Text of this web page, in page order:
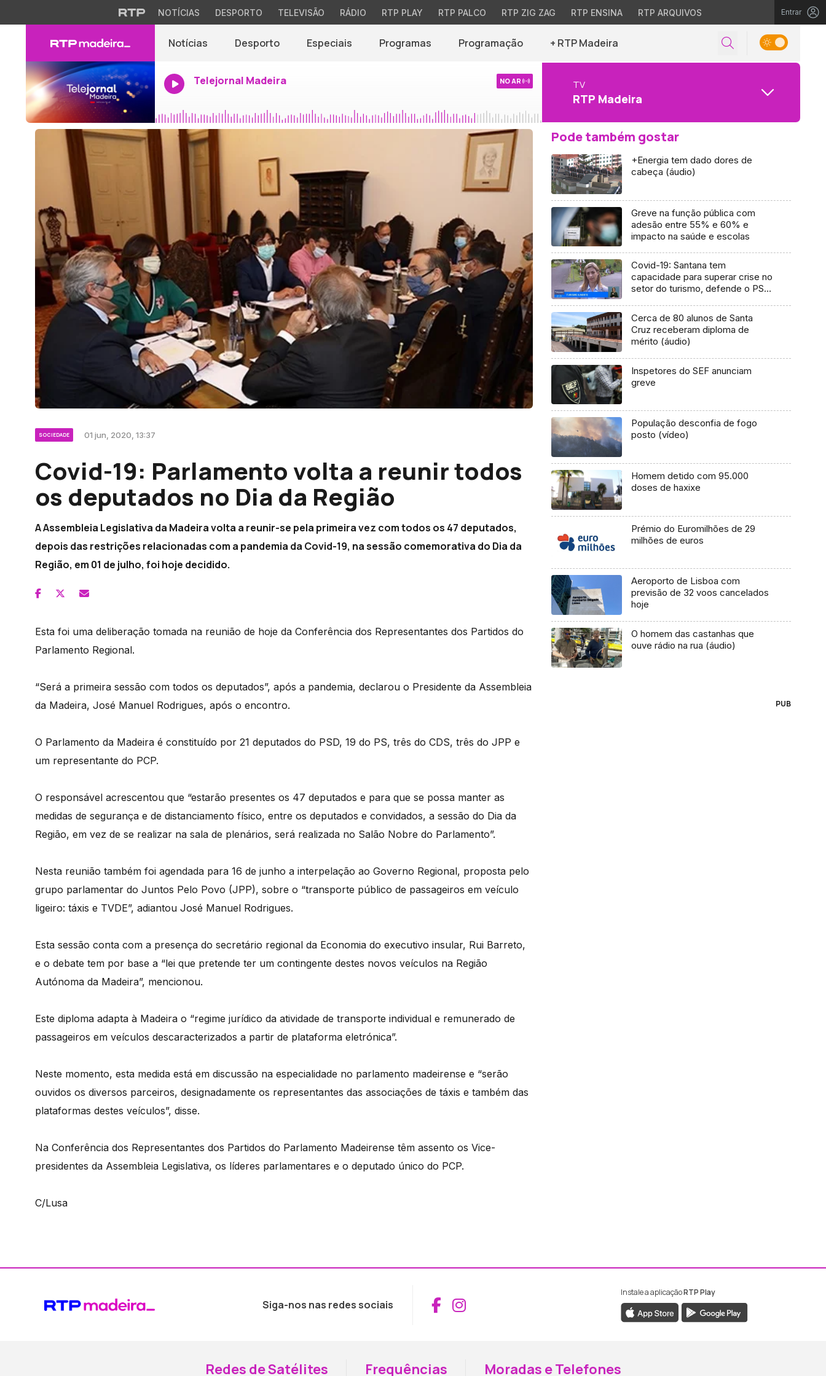
NOTÍCIAS DESPORTO TELEVISÃO RÁDIO RTP PLAY RTP PALCO RTP ZIG ZAG RTP ENSINA RTP ARQUIVOS Entrar
Notícias Desporto Especiais Programas Programação + RTP Madeira
Telejornal Madeira NO AR TV
RTP Madeira
SOCIEDADE 01 jun, 2020, 13:37
Covid-19: Parlamento volta a reunir todos
os deputados no Dia da Região
A Assembleia Legislativa da Madeira volta a reunir-se pela primeira vez com todos os 47 deputados,
depois das restrições relacionadas com a pandemia da Covid-19, na sessão comemorativa do Dia da
Região, em 01 de julho, foi hoje decidido.
Esta foi uma deliberação tomada na reunião de hoje da Conferência dos Representantes dos Partidos do
Parlamento Regional.
“Será a primeira sessão com todos os deputados”, após a pandemia, declarou o Presidente da Assembleia
da Madeira, José Manuel Rodrigues, após o encontro.
O Parlamento da Madeira é constituído por 21 deputados do PSD, 19 do PS, três do CDS, três do JPP e
um representante do PCP.
O responsável acrescentou que “estarão presentes os 47 deputados e para que se possa manter as
medidas de segurança e de distanciamento físico, entre os deputados e convidados, a sessão do Dia da
Região, em vez de se realizar na sala de plenários, será realizada no Salão Nobre do Parlamento”.
Nesta reunião também foi agendada para 16 de junho a interpelação ao Governo Regional, proposta pelo
grupo parlamentar do Juntos Pelo Povo (JPP), sobre o “transporte público de passageiros em veículo
ligeiro: táxis e TVDE”, adiantou José Manuel Rodrigues.
Esta sessão conta com a presença do secretário regional da Economia do executivo insular, Rui Barreto,
e o debate tem por base a “lei que pretende ter um contingente destes novos veículos na Região
Autónoma da Madeira”, mencionou.
Este diploma adapta à Madeira o “regime jurídico da atividade de transporte individual e remunerado de
passageiros em veículos descaracterizados a partir de plataforma eletrónica”.
Neste momento, esta medida está em discussão na especialidade no parlamento madeirense e “serão
ouvidos os diversos parceiros, designadamente os representantes das associações de táxis e também das
plataformas destes veículos”, disse.
Na Conferência dos Representantes dos Partidos do Parlamento Madeirense têm assento os Vice-
presidentes da Assembleia Legislativa, os líderes parlamentares e o deputado único do PCP.
C/Lusa
Pode também gostar
+Energia tem dado dores de
cabeça (áudio)
Greve na função pública com
adesão entre 55% e 60% e
impacto na saúde e escolas
Covid-19: Santana tem
capacidade para superar crise no
setor do turismo, defende o PSD
Cerca de 80 alunos de Santa
Cruz receberam diploma de
mérito (áudio)
Inspetores do SEF anunciam
greve
População desconfia de fogo
posto (vídeo)
Homem detido com 95.000
doses de haxixe
Prémio do Euromilhões de 29
milhões de euros
Aeroporto de Lisboa com
previsão de 32 voos cancelados
hoje
O homem das castanhas que
ouve rádio na rua (áudio)
PUB
Siga-nos nas redes sociais Aceder ao Facebook da RTP Madeira
Aceder ao Instagram da RTP Madeira
Instale a aplicaçãoRTP Play
Redes de Satélites Frequências Moradas e Telefones